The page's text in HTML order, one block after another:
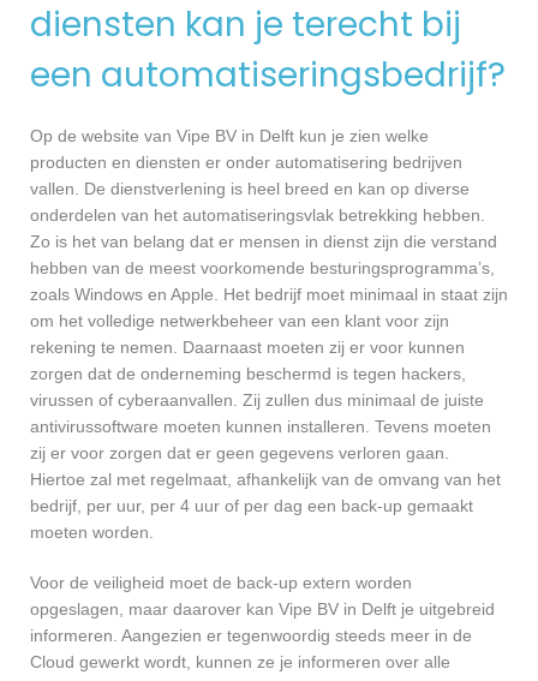
diensten kan je terecht bij
een automatiseringsbedrijf?
Op de website van Vipe BV in Delft kun je zien welke
producten en diensten er onder automatisering bedrijven
vallen. De dienstverlening is heel breed en kan op diverse
onderdelen van het automatiseringsvlak betrekking hebben.
Zo is het van belang dat er mensen in dienst zijn die verstand
hebben van de meest voorkomende besturingsprogramma’s,
zoals Windows en Apple. Het bedrijf moet minimaal in staat zijn
om het volledige netwerkbeheer van een klant voor zijn
rekening te nemen. Daarnaast moeten zij er voor kunnen
zorgen dat de onderneming beschermd is tegen hackers,
virussen of cyberaanvallen. Zij zullen dus minimaal de juiste
antivirussoftware moeten kunnen installeren. Tevens moeten
zij er voor zorgen dat er geen gegevens verloren gaan.
Hiertoe zal met regelmaat, afhankelijk van de omvang van het
bedrijf, per uur, per 4 uur of per dag een back-up gemaakt
moeten worden.
Voor de veiligheid moet de back-up extern worden
opgeslagen, maar daarover kan Vipe BV in Delft je uitgebreid
informeren. Aangezien er tegenwoordig steeds meer in de
Cloud gewerkt wordt, kunnen ze je informeren over alle